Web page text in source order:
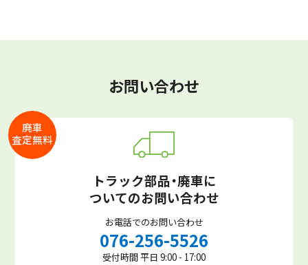
お問い合わせ
廃車
査定無料
トラック部品・廃車に
ついてのお問い合わせ
お電話でのお問い合わせ
076-256-5526
受付時間 平日 9:00 - 17:00